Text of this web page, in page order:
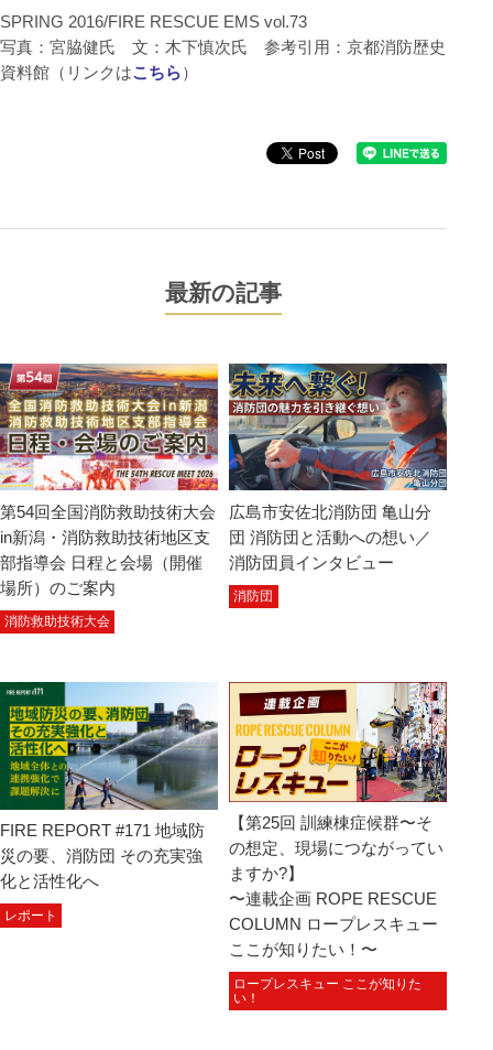
SPRING 2016/FIRE RESCUE EMS vol.73
写真：宮脇健氏 文：木下慎次氏 参考引用：京都消防歴史
資料館（リンクはこちら）
最新の記事
第54回全国消防救助技術大会
in新潟・消防救助技術地区支
部指導会 日程と会場（開催
場所）のご案内
消防救助技術大会
広島市安佐北消防団 亀山分
団 消防団と活動への想い／
消防団員インタビュー
消防団
FIRE REPORT #171 地域防
災の要、消防団 その充実強
化と活性化へ
レポート
【第25回 訓練棟症候群〜そ
の想定、現場につながってい
ますか?】
〜連載企画 ROPE RESCUE
COLUMN ロープレスキュー
ここが知りたい！〜
ロープレスキュー ここが知りた
い！